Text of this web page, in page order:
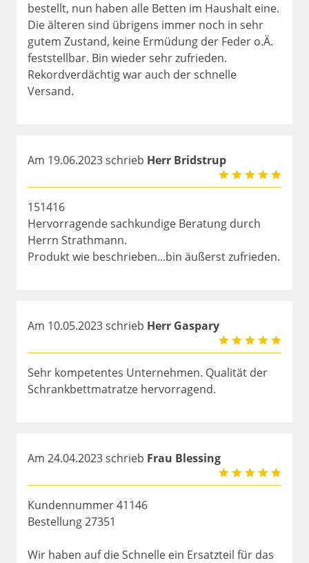
bestellt, nun haben alle Betten im Haushalt eine.
Die älteren sind übrigens immer noch in sehr
gutem Zustand, keine Ermüdung der Feder o.Ä.
feststellbar. Bin wieder sehr zufrieden.
Rekordverdächtig war auch der schnelle
Versand.
Am 19.06.2023 schrieb Herr Bridstrup
151416
Hervorragende sachkundige Beratung durch
Herrn Strathmann.
Produkt wie beschrieben...bin äußerst zufrieden.
Am 10.05.2023 schrieb Herr Gaspary
Sehr kompetentes Unternehmen. Qualität der
Schrankbettmatratze hervorragend.
Am 24.04.2023 schrieb Frau Blessing
Kundennummer 41146
Bestellung 27351
Wir haben auf die Schnelle ein Ersatzteil für das